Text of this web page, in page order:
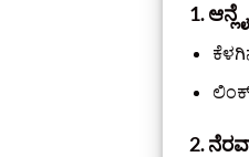
1.
ಲಿಂಕ್
2.